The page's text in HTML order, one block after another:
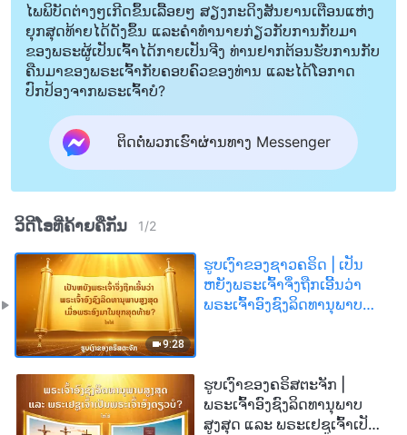
ໄພພິບັດຕ່າງໆເກີດຂຶ້ນເລື້ອຍໆ ສຽງກະດິງສັນຍານເຕືອນແຫ່ງ
ຍຸກສຸດທ້າຍໄດ້ດັງຂຶ້ນ ແລະຄໍາທໍານາຍກ່ຽວກັບການກັບມາ
ຂອງພຣະຜູ້ເປັນເຈົ້າໄດ້ກາຍເປັນຈີງ ທ່ານຢາກຕ້ອນຮັບການກັບ
ຄືນມາຂອງພຣະເຈົ້າກັບຄອບຄົວຂອງທ່ານ ແລະໄດ້ໂອກາດ
ປົກປ້ອງຈາກພຣະເຈົ້າບໍ?
ຕິດຕໍ່ພວກເຮົາຜ່ານທາງ Messenger
ວິດີໂອທີ່ຄ້າຍຄືກັນ 1/2
9:28
ຮູບເງົາຂອງຊາວຄຣິດ | ເປັນ
ຫຍັງພຣະເຈົ້າຈຶ່ງຖືກເອີ້ນວ່າ
ພຣະເຈົ້າອົງຊົງລິດທານຸພາບ
ຮູບເງົາຂອງຄຣິສຕະຈັກ |
ພຣະເຈົ້າອົງຊົງລິດທານຸພາບ
ສູງສຸດ ແລະ ພຣະເຢຊູເຈົ້າເປັນ